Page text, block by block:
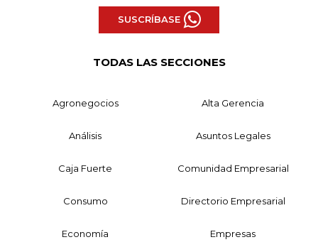
SUSCRÍBASE
TODAS LAS SECCIONES
Agronegocios Alta Gerencia
Análisis Asuntos Legales
Caja Fuerte Comunidad Empresarial
Consumo Directorio Empresarial
Economía Empresas